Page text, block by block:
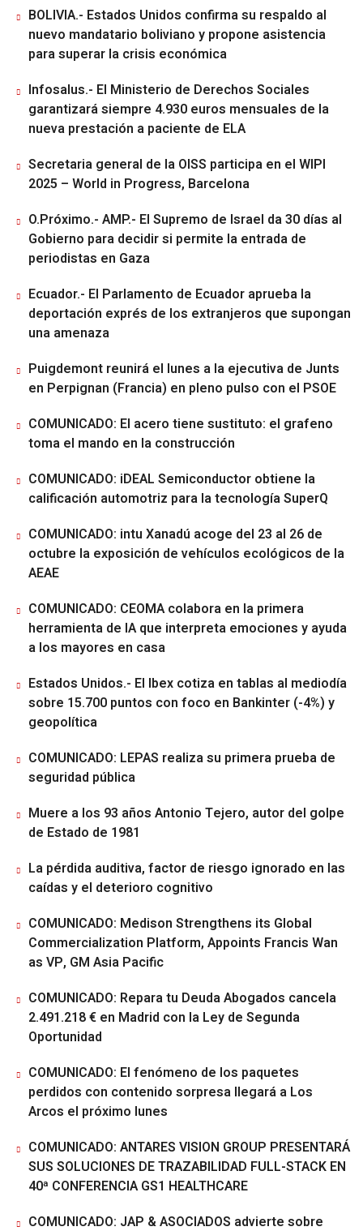
BOLIVIA.- Estados Unidos confirma su respaldo al
nuevo mandatario boliviano y propone asistencia
para superar la crisis económica
Infosalus.- El Ministerio de Derechos Sociales
garantizará siempre 4.930 euros mensuales de la
nueva prestación a paciente de ELA
Secretaria general de la OISS participa en el WIPI
2025 – World in Progress, Barcelona
O.Próximo.- AMP.- El Supremo de Israel da 30 días al
Gobierno para decidir si permite la entrada de
periodistas en Gaza
Ecuador.- El Parlamento de Ecuador aprueba la
deportación exprés de los extranjeros que supongan
una amenaza
Puigdemont reunirá el lunes a la ejecutiva de Junts
en Perpignan (Francia) en pleno pulso con el PSOE
COMUNICADO: El acero tiene sustituto: el grafeno
toma el mando en la construcción
COMUNICADO: iDEAL Semiconductor obtiene la
calificación automotriz para la tecnología SuperQ
COMUNICADO: intu Xanadú acoge del 23 al 26 de
octubre la exposición de vehículos ecológicos de la
AEAE
COMUNICADO: CEOMA colabora en la primera
herramienta de IA que interpreta emociones y ayuda
a los mayores en casa
Estados Unidos.- El Ibex cotiza en tablas al mediodía
sobre 15.700 puntos con foco en Bankinter (-4%) y
geopolítica
COMUNICADO: LEPAS realiza su primera prueba de
seguridad pública
Muere a los 93 años Antonio Tejero, autor del golpe
de Estado de 1981
La pérdida auditiva, factor de riesgo ignorado en las
caídas y el deterioro cognitivo
COMUNICADO: Medison Strengthens its Global
Commercialization Platform, Appoints Francis Wan
as VP, GM Asia Pacific
COMUNICADO: Repara tu Deuda Abogados cancela
2.491.218 € en Madrid con la Ley de Segunda
Oportunidad
COMUNICADO: El fenómeno de los paquetes
perdidos con contenido sorpresa llegará a Los
Arcos el próximo lunes
COMUNICADO: ANTARES VISION GROUP PRESENTARÁ
SUS SOLUCIONES DE TRAZABILIDAD FULL-STACK EN
40ª CONFERENCIA GS1 HEALTHCARE
COMUNICADO: JAP & ASOCIADOS advierte sobre